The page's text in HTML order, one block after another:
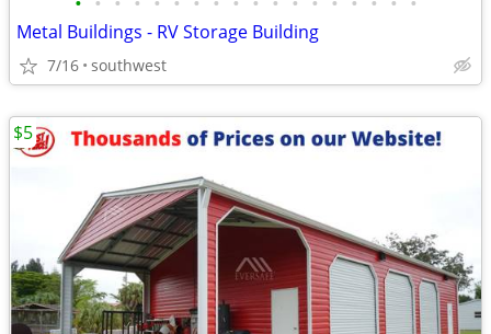
Metal Buildings - RV Storage Building
7/16 southwest
$5